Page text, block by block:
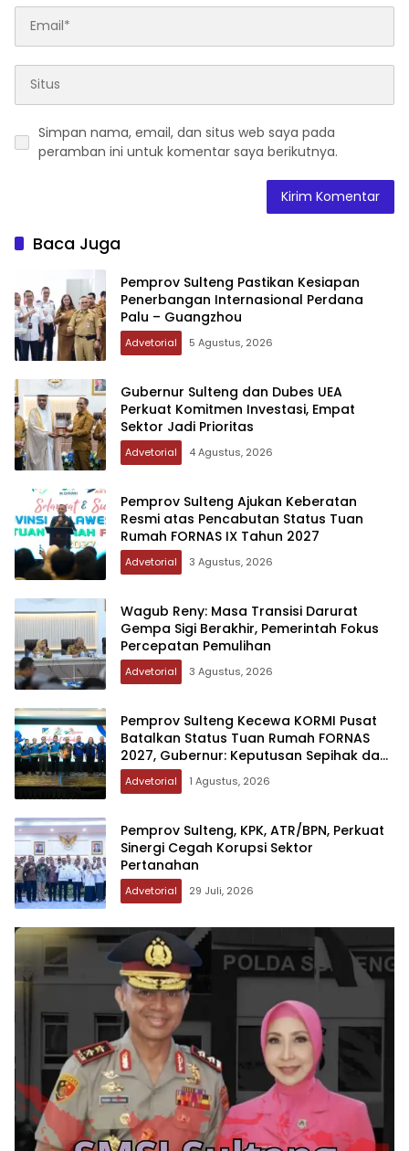
Simpan nama, email, dan situs web saya pada
peramban ini untuk komentar saya berikutnya.
Baca Juga
Pemprov Sulteng Pastikan Kesiapan
Penerbangan Internasional Perdana
Palu – Guangzhou
Advetorial 5 Agustus, 2026
Gubernur Sulteng dan Dubes UEA
Perkuat Komitmen Investasi, Empat
Sektor Jadi Prioritas
Advetorial 4 Agustus, 2026
Pemprov Sulteng Ajukan Keberatan
Resmi atas Pencabutan Status Tuan
Rumah FORNAS IX Tahun 2027
Advetorial 3 Agustus, 2026
Wagub Reny: Masa Transisi Darurat
Gempa Sigi Berakhir, Pemerintah Fokus
Percepatan Pemulihan
Advetorial 3 Agustus, 2026
Pemprov Sulteng Kecewa KORMI Pusat
Batalkan Status Tuan Rumah FORNAS
2027, Gubernur: Keputusan Sepihak dan
Tanpa Koordinasi
Advetorial 1 Agustus, 2026
Pemprov Sulteng, KPK, ATR/BPN, Perkuat
Sinergi Cegah Korupsi Sektor
Pertanahan
Advetorial 29 Juli, 2026